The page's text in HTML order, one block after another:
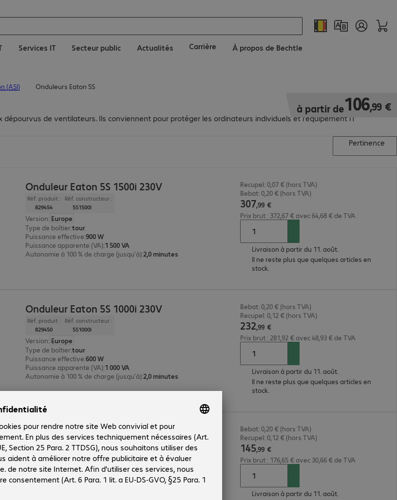
Services IT Secteur public Actualités Carrière À propos de Bechtle
(ASI) Onduleurs Eaton 5S
de ventilateurs. Ils conviennent pour protéger les ordinateurs individuels et l'équipement IT
à partir de106,99 €
106,99 €
Pertinence
Onduleur Eaton 5S 1500i 230V
Réf. produit :
829454
Réf. constructeur :
5S1500I
Version: Europe
Type de boîtier:tour
Puissance effective:900 W
Puissance apparente (VA):1 500 VA
Autonomie à 100 % de charge (jusqu'à):2,0 minutes
Recupel: 0,07 € (hors TVA)
Bebat: 0,20 € (hors TVA)
307,99 €
Prix brut : 372,67 € avec 64,68 € de TVA
Livraison à partir du 11. août.
Il ne reste plus que quelques articles en
stock.
Onduleur Eaton 5S 1000i 230V
Réf. produit :
829450
Réf. constructeur :
5S1000I
Version: Europe
Type de boîtier:tour
Puissance effective:600 W
Puissance apparente (VA):1 000 VA
Autonomie à 100 % de charge (jusqu'à):2,0 minutes
Bebat: 0,20 € (hors TVA)
Recupel: 0,12 € (hors TVA)
232,99 €
Prix brut : 281,92 € avec 48,93 € de TVA
Livraison à partir du 11. août.
Il ne reste plus que quelques articles en
stock.
Onduleur Eaton 5S 700i 230V
Réf. produit :
829448
Réf. constructeur :
5S700I
Version:Europe
Type de boîtier:tour
Puissance effective :420 W
Bebat: 0,20 € (hors TVA)
Recupel: 0,12 € (hors TVA)
145,99 €
Prix brut : 176,65 € avec 30,66 € de TVA
Livraison à partir du 11. août.